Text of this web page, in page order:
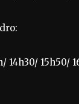
14h30/ 15h50/